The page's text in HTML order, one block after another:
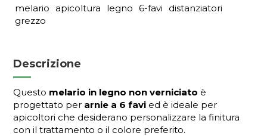
melario apicoltura legno 6-favi
distanziatori
grezzo
Descrizione
Questo melario in legno non verniciato è
progettato per arnie a 6 favi ed è ideale per
apicoltori che desiderano personalizzare la finitura
con il trattamento o il colore preferito.